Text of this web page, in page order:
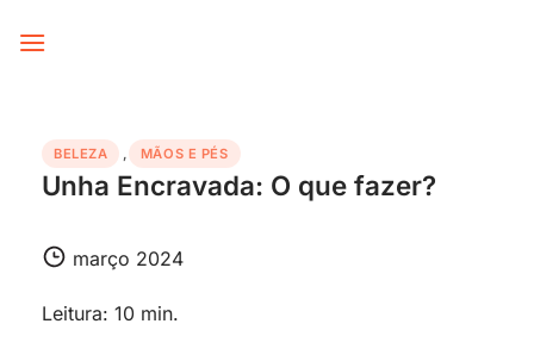
BELEZA , MÃOS E PÉS
Unha Encravada: O que fazer?
março 2024
Leitura: 10 min.